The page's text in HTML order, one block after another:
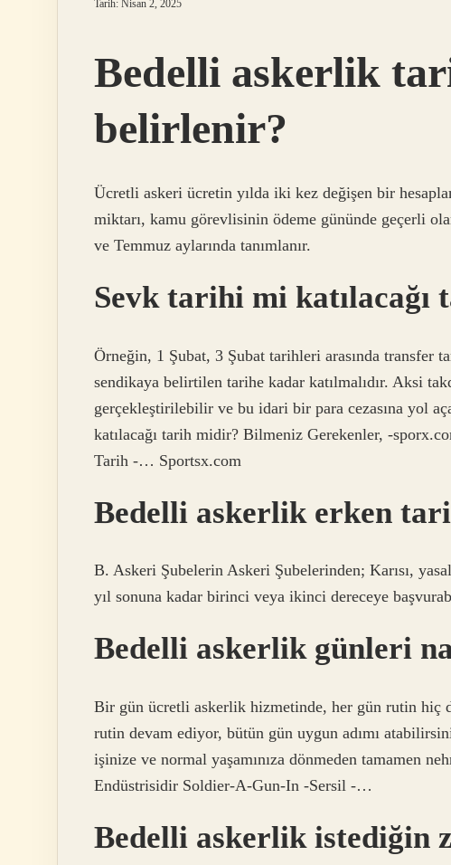
Tarih: Nisan 2, 2025
Bedelli askerlik
belirlenir?
Ücretli askeri ücretin yılda iki kez değişen bir
miktarı, kamu görevlisinin ödeme gününde geçerli
ve Temmuz aylarında tanımlanır.
Sevk tarihi mi katılacağı
Örneğin, 1 Şubat, 3 Şubat tarihleri ​​arasında
sendikaya belirtilen tarihe kadar katılmalıdır. Aksi
gerçekleştirilebilir ve bu idari bir para cezasına yol
katılacağı tarih midir? Bilmeniz Gerekenler, -
Tarih -… Sportsx.com
Bedelli askerlik erken
B. Askeri Şubelerin Askeri Şubelerinden; Karısı,
yıl sonuna kadar birinci veya ikinci dereceye
Bedelli askerlik günleri
Bir gün ücretli askerlik hizmetinde, her gün rutin hiç
rutin devam ediyor, bütün gün uygun adımı
işinize ve normal yaşamınıza dönmeden tamamen
Endüstrisidir Soldier-A-Gun-In -Sersil -…
Bedelli askerlik istediğin